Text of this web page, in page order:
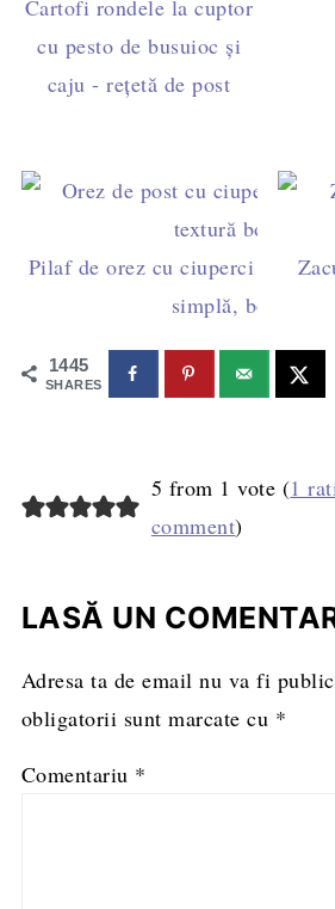
Cartofi rondele la cuptor
cu pesto de busuioc și
caju - rețetă de post
Pilaf de orez cu ciuperci de
simplă, bob cu bob
1445
SHARES
5 from 1 vote (1
comment)
LASĂ UN
Adresa ta de email nu va fi
obligatorii sunt marcate cu *
Comentariu *